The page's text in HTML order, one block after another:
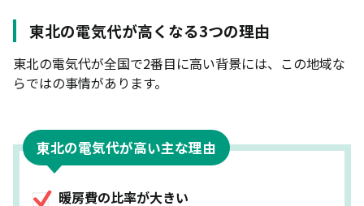
オール電化住宅向けおすすめ電力会社
支払い方法が変わる可能性がある
ある
乗り換えても必ず安くなるとは限らない
東北で電力会社を切り替える方法
東北の電気代が高くなる3つの理由
東北の電気代が全国で2番目に高い背景には、この地域な
らではの事情があります。
東北の電気代が高い主な理由
暖房費の比率が大きい